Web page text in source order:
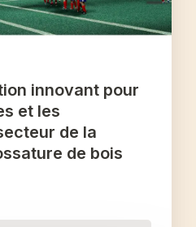
innovant pour
et les
de la
de bois